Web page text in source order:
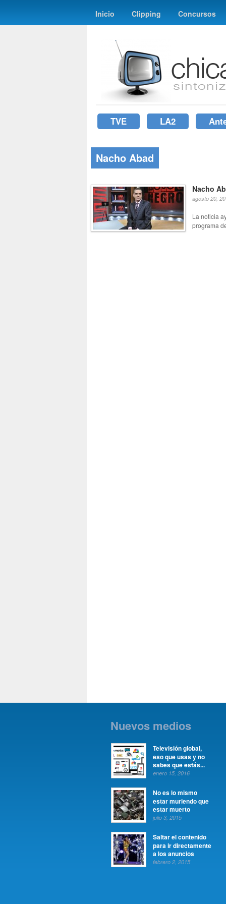
Inicio Clipping Concursos
TVE LA2
Nacho Abad
Nacho
agosto 20,
La noticia
programa
Nuevos medios
Televisión global,
eso que usas y no
sabes que estás...
enero 15, 2016
No es lo mismo
estar muriendo que
estar muerto
julio 3, 2015
Saltar el contenido
para ir directamente
a los anuncios
febrero 2, 2015